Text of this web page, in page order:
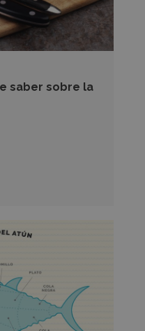
saber sobre la